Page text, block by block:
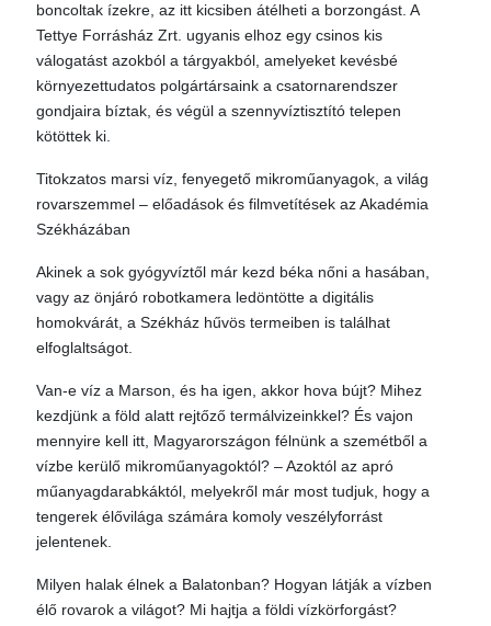
boncoltak ízekre, az itt kicsiben átélheti a borzongást. A
Tettye Forrásház Zrt. ugyanis elhoz egy csinos kis
válogatást azokból a tárgyakból, amelyeket kevésbé
környezettudatos polgártársaink a csatornarendszer
gondjaira bíztak, és végül a szennyvíztisztító telepen
kötöttek ki.
Titokzatos marsi víz, fenyegető mikroműanyagok, a világ
rovarszemmel – előadások és filmvetítések az Akadémia
Székházában
Akinek a sok gyógyvíztől már kezd béka nőni a hasában,
vagy az önjáró robotkamera ledöntötte a digitális
homokvárát, a Székház hűvös termeiben is találhat
elfoglaltságot.
Van-e víz a Marson, és ha igen, akkor hova bújt? Mihez
kezdjünk a föld alatt rejtőző termálvizeinkkel? És vajon
mennyire kell itt, Magyarországon félnünk a szemétből a
vízbe kerülő mikroműanyagoktól? – Azoktól az apró
műanyagdarabkáktól, melyekről már most tudjuk, hogy a
tengerek élővilága számára komoly veszélyforrást
jelentenek.
Milyen halak élnek a Balatonban? Hogyan látják a vízben
élő rovarok a világot? Mi hajtja a földi vízkörforgást?